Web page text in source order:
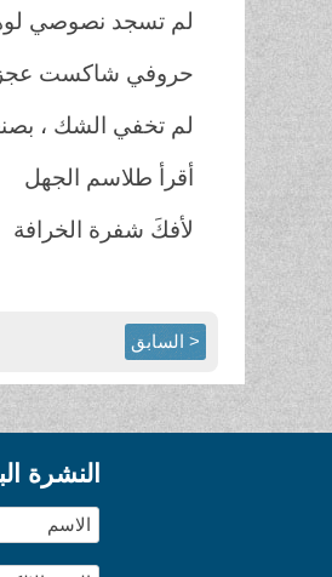
لم تسجد نصوصي
حروفي شاكست
لم تخفي الشك ،
أقرأ طلاسم الجهل
لأفكَ شفرة الخرافة
< السابق
النشرة